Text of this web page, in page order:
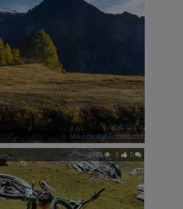
MountainFaber 07/10/2017
2103 3 0